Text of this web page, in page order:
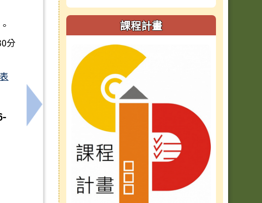
計畫
分
下一筆：轉知安順國中辦理「114學年度國民中學區域
課程計畫